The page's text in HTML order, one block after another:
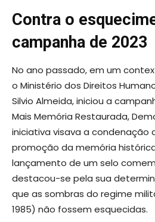
Contra o
campanha de 2023
No ano passado, em um
o Ministério dos Direitos
Silvio Almeida, iniciou a
Mais Memória Restaurada,
iniciativa visava a condenação
promoção da memória
lançamento de um selo
destacou-se pela sua
que as sombras do regime
1985) não fossem esquecidas.